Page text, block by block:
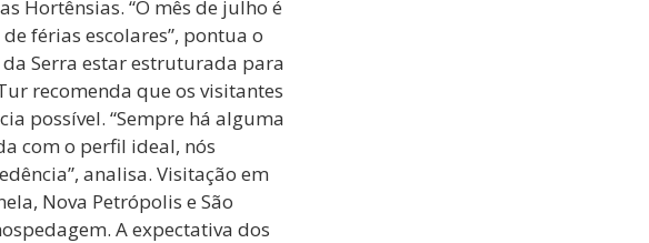
Hortênsias. “O mês de julho é
férias escolares”, pontua o
da Serra estar estruturada para
recomenda que os visitantes
possível. “Sempre há alguma
com o perfil ideal, nós
analisa. Visitação em
Nova Petrópolis e São
A expectativa dos